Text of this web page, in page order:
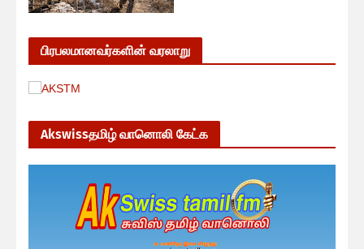
பிரபலமானவர்களின் வரலாறு
Akswissதமிழ் வானொலி கேட்க